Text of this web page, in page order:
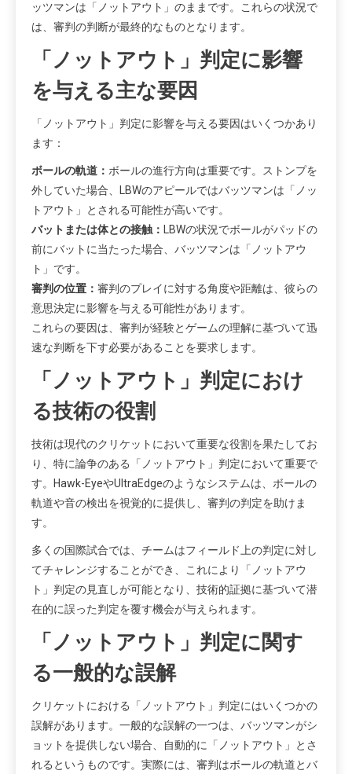
ッツマンは「ノットアウト」のままです。これらの状況で
は、審判の判断が最終的なものとなります。
「ノットアウト」判定に影響
を与える主な要因
「ノットアウト」判定に影響を与える要因はいくつかあり
ます：
ボールの軌道： ボールの進行方向は重要です。ストンプを
外していた場合、LBWのアピールではバッツマンは「ノッ
トアウト」とされる可能性が高いです。
バットまたは体との接触：
LBWの状況でボールがパッドの
前にバットに当たった場合、バッツマンは「ノットアウ
ト」です。
審判の位置： 審判のプレイに対する角度や距離は、彼らの
意思決定に影響を与える可能性があります。
これらの要因は、審判が経験とゲームの理解に基づいて迅
速な判断を下す必要があることを要求します。
「ノットアウト」判定におけ
る技術の役割
技術は現代のクリケットにおいて重要な役割を果たしてお
り、特に論争のある「ノットアウト」判定において重要で
す。Hawk-EyeやUltraEdgeのようなシステムは、ボールの
軌道や音の検出を視覚的に提供し、審判の判定を助けま
す。
多くの国際試合では、チームはフィールド上の判定に対し
てチャレンジすることができ、これにより「ノットアウ
ト」判定の見直しが可能となり、技術的証拠に基づいて潜
在的に誤った判定を覆す機会が与えられます。
「ノットアウト」判定に関す
る一般的な誤解
クリケットにおける「ノットアウト」判定にはいくつかの
誤解があります。一般的な誤解の一つは、バッツマンがシ
ョットを提供しない場合、自動的に「ノットアウト」とさ
れるというものです。実際には、審判はボールの軌道とバ